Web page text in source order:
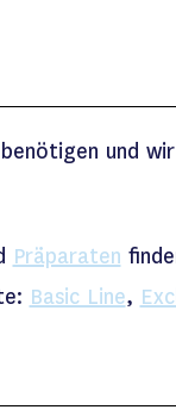
und
Präparaten
Basic Line,